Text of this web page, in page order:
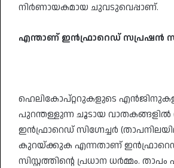
നിർണായകമായ ചുവടുവെപ്പാണ്.
എന്താണ് ഇൻഫ്രാറെഡ് സപ്രഷൻ
ഹെലികോപ്റ്ററുകളുടെ
പുറന്തള്ളുന്ന ചൂടായ വാതകങ്ങളിൽ
ഇൻഫ്രാറെഡ് സിഗ്നേച്ചർ
കുറയ്ക്കുക എന്നതാണ്
സിസ്റ്റത്തിന്റെ പ്രധാന ധർമ്മം. താപം